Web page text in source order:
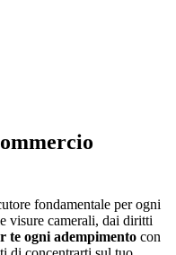
fondamentale per ogni
visure camerali, dai diritti
te ogni adempimento con